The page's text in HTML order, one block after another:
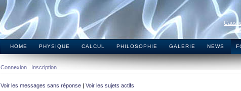
HOME PHYSIQUE CALCUL PHILOSOPHIE GALERIE NEWS
Connexion Inscription
Voir les messages sans réponse | Voir les sujets actifs